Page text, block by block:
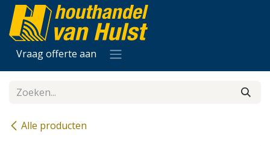
Overslaan naar inhoud
Vraag offerte aan
Alle producten